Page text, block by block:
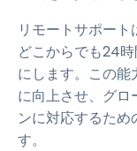
リモートサポー
どこからでも24
にします。この
に向上させ、グロ
ンに対応するた
す。